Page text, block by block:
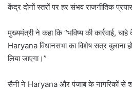
केंद्र दोनों स्तरों पर हर संभव राजनीतिक
मुख्यमंत्री ने कहा कि “भविष्य की कार्रवाई,
Haryana विधानसभा का विशेष सत्र बुलाना
लिया जाएगा।”
सैनी ने Haryana और पंजाब के नागरिकों से